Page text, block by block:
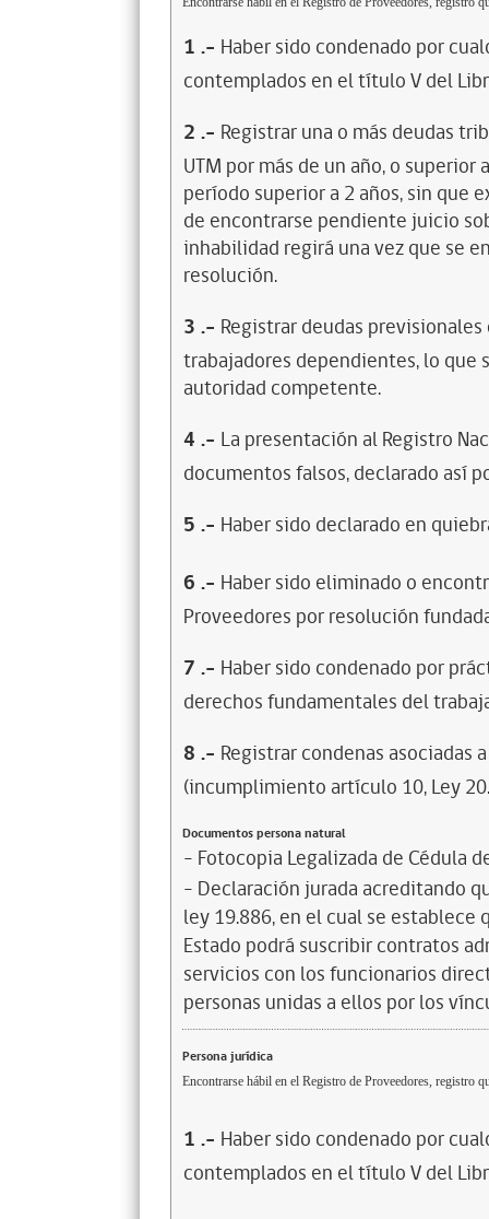
1 .- Haber sido condenado por
contemplados en el título V del
2 .- Registrar una o más deudas
UTM por más de un año, o
período superior a 2 años, sin que
de encontrarse pendiente juicio
inhabilidad regirá una vez que se
resolución.
3 .- Registrar deudas
trabajadores dependientes, lo
autoridad competente.
4 .- La presentación al Registro
documentos falsos, declarado así
5 .- Haber sido declarado en
6 .- Haber sido eliminado o
Proveedores por resolución
7 .- Haber sido condenado por
derechos fundamentales del
8 .- Registrar condenas asociadas
(incumplimiento artículo 10, Ley
Documentos persona natural
- Fotocopia Legalizada de Cédula
- Declaración jurada acreditando
ley 19.886, en el cual se
Estado podrá suscribir contratos
servicios con los funcionarios
personas unidas a ellos por los
Persona jurídica
Encontrarse hábil en el Registro de Proveedores, registro
1 .- Haber sido condenado por
contemplados en el título V del